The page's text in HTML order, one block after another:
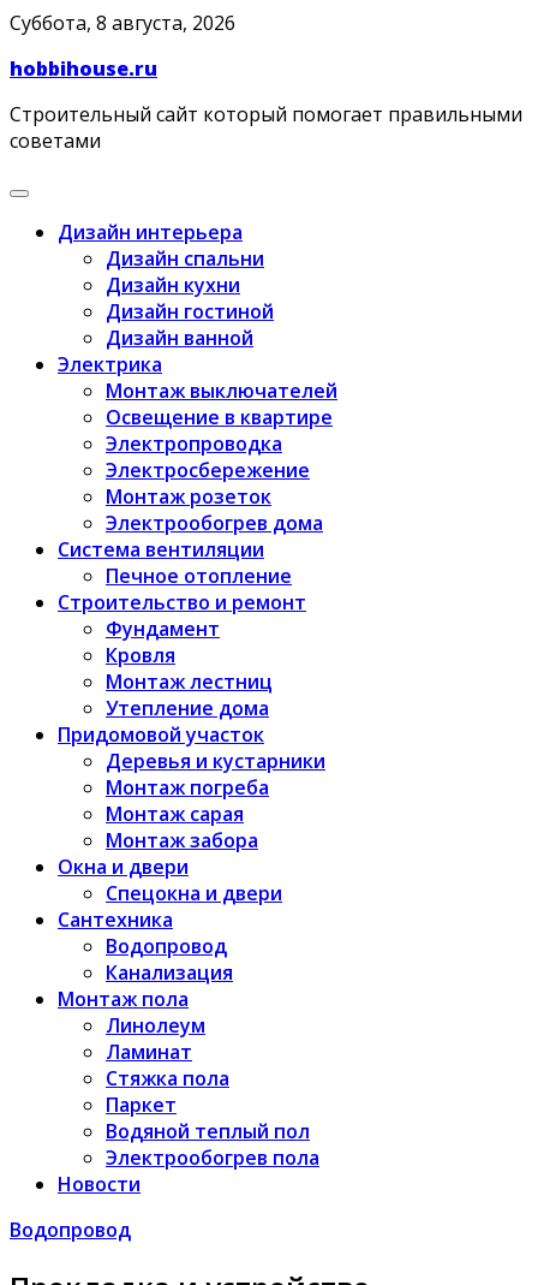
Skip
content
Суббота, 8 августа, 2026
hobbihouse.ru
Строительный сайт который помогает правильными
советами
Дизайн интерьера
Дизайн спальни
Дизайн кухни
Дизайн гостиной
Дизайн ванной
Электрика
Монтаж выключателей
Освещение в квартире
Электропроводка
Электросбережение
Монтаж розеток
Электрообогрев дома
Система вентиляции
Печное отопление
Строительство и ремонт
Фундамент
Кровля
Монтаж лестниц
Утепление дома
Придомовой участок
Деревья и кустарники
Монтаж погреба
Монтаж сарая
Монтаж забора
Окна и двери
Спецокна и двери
Сантехника
Водопровод
Канализация
Монтаж пола
Линолеум
Ламинат
Стяжка пола
Паркет
Водяной теплый пол
Электрообогрев пола
Новости
Водопровод